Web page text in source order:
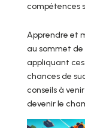
compétences
Apprendre et
au sommet de
appliquant ces
chances de
conseils à
devenir le